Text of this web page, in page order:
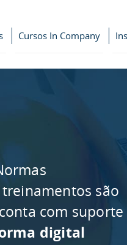
Cursos In Company
são
com suporte
digital